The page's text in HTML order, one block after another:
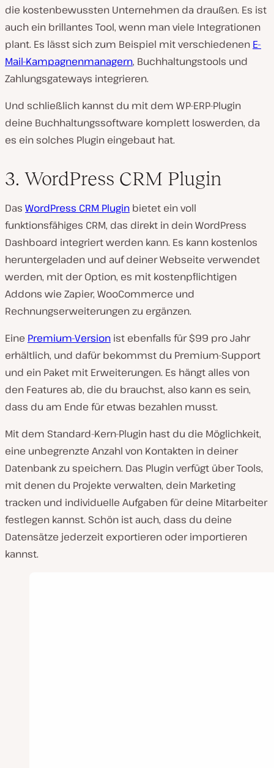
die kostenbewussten Unternehmen da draußen. Es ist
auch ein brillantes Tool, wenn man viele Integrationen
plant. Es lässt sich zum Beispiel mit verschiedenen E-
Mail-Kampagnenmanagern, Buchhaltungstools und
Zahlungsgateways integrieren.
Und schließlich kannst du mit dem WP-ERP-Plugin
deine Buchhaltungssoftware komplett loswerden, da
es ein solches Plugin eingebaut hat.
3. WordPress CRM Plugin
Das WordPress CRM Plugin bietet ein voll
funktionsfähiges CRM, das direkt in dein WordPress
Dashboard integriert werden kann. Es kann kostenlos
heruntergeladen und auf deiner Webseite verwendet
werden, mit der Option, es mit kostenpflichtigen
Addons wie Zapier, WooCommerce und
Rechnungserweiterungen zu ergänzen.
Eine Premium-Version ist ebenfalls für $99 pro Jahr
erhältlich, und dafür bekommst du Premium-Support
und ein Paket mit Erweiterungen. Es hängt alles von
den Features ab, die du brauchst, also kann es sein,
dass du am Ende für etwas bezahlen musst.
Mit dem Standard-Kern-Plugin hast du die Möglichkeit,
eine unbegrenzte Anzahl von Kontakten in deiner
Datenbank zu speichern. Das Plugin verfügt über Tools,
mit denen du Projekte verwalten, dein Marketing
tracken und individuelle Aufgaben für deine Mitarbeiter
festlegen kannst. Schön ist auch, dass du deine
Datensätze jederzeit exportieren oder importieren
kannst.